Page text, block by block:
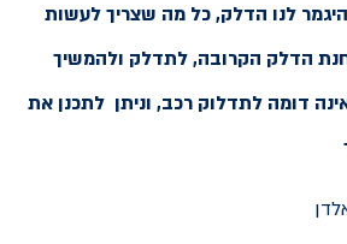
לנו הדלק, כל מה שצריך לעשות
הדלק הקרובה, לתדלק ולהמשיך
דומה לתדלוק רכב, וניתן לתכנן את